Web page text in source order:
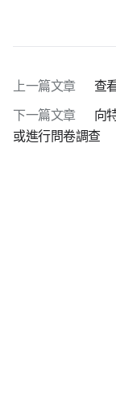
上一篇文章
查
下一篇文章
向
或進行問卷調查